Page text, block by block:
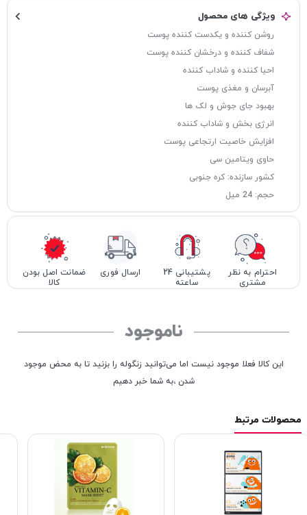
ویژگی های محصول
روشن کننده و یکدست کننده پوست
شفاف کننده و درخشان کننده پوست
احیا کننده و شاداب کننده
آبرسان و مغذی پوست
بهبود جای جوش و لک ها
انرژی بخش و شاداب کننده
افزایش خاصیت ارتجاعی پوست
حاوی ویتامین سی
کشور سازنده: کره جنوبی
حجم: 24 میل
احترام به نظر
مشتری
پشتیبانی 24
ساعته
ارسال فوری
ضمانت اصل بودن
کالا
ناموجود
این کالا فعلا موجود نیست اما می‌توانید زنگوله را بزنید تا به محض موجود
شدن ،به شما خبر دهیم
محصولات مرتبط